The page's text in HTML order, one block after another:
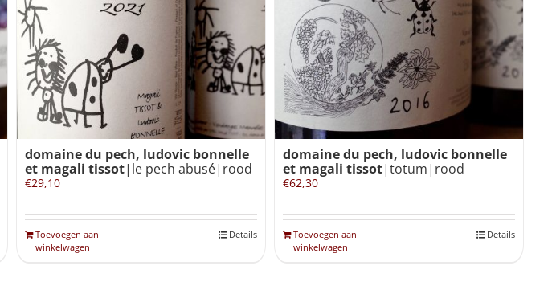
domaine du pech, ludovic bonnelle
et magali tissot|le pech abusé|rood
€29,10
Toevoegen aan
winkelwagen
Details
domaine du pech, ludovic bonnelle
et magali tissot|totum|rood
€62,30
Toevoegen aan
winkelwagen
Details